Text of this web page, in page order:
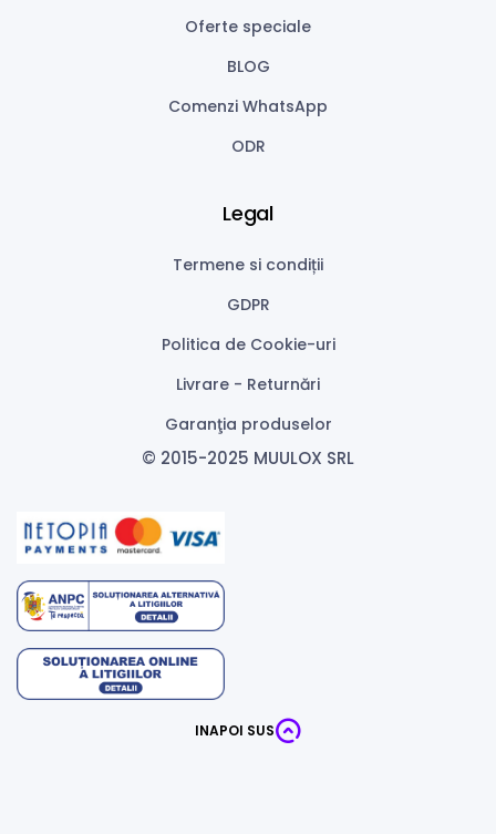
Oferte speciale
BLOG
Comenzi WhatsApp
ODR
Legal
Termene si condiții
GDPR
Politica de Cookie-uri
Livrare - Returnări
Garanţia produselor
© 2015-2025 MUULOX SRL
INAPOI SUS